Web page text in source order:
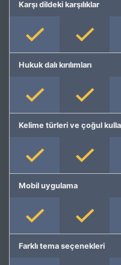
Karşı dildeki karşılıklar
Hukuk dalı kırılımları
Kelime türleri ve çoğul
Mobil uygulama
Farklı tema seçenekleri